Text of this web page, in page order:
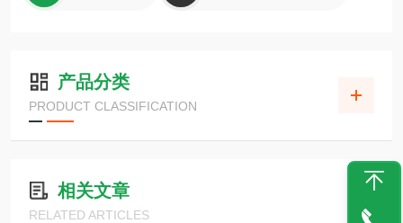
产品分类
PRODUCT CLASSIFICATION
相关文章
RELATED ARTICLES